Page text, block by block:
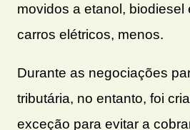
movidos a etanol, biodiesel
carros elétricos, menos.
Durante as negociações
tributária, no entanto, foi
exceção para evitar a